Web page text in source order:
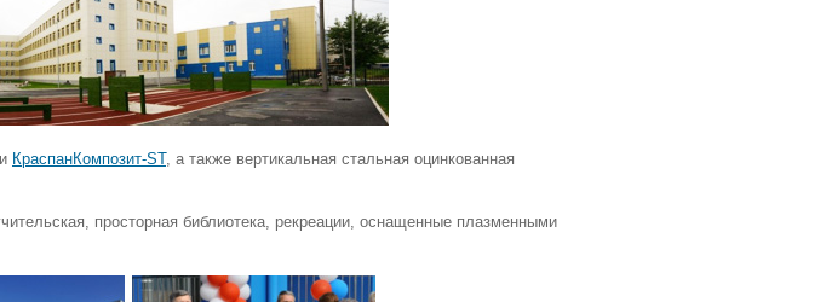
КраспанКомпозит-ST, а также вертикальная стальная оцинкованная
просторная библиотека, рекреации, оснащенные плазменными